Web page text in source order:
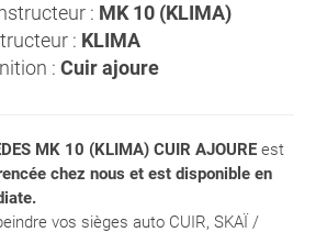
: MK 10 (KLIMA)
: KLIMA
: Cuir ajoure
MK 10 (KLIMA) CUIR AJOURE est
chez nous et est disponible en
vos sièges auto CUIR, SKAÏ /